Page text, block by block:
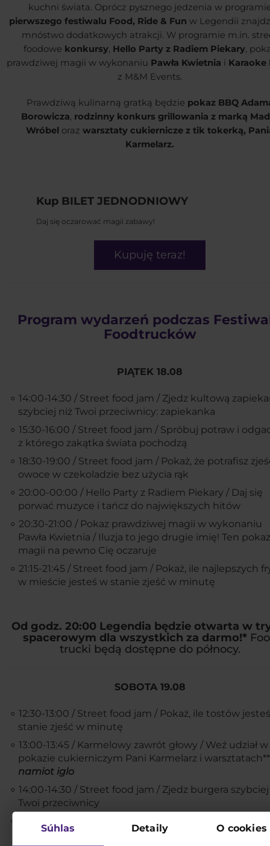
Súhlas Detaily O cookies
kuchni świata. Oprócz pysznego jedzenia w
pierwszego festiwalu Food, Ride & Fun w Legendii
mnóstwo dodatkowych atrakcji. W programie m.in.
foodowe konkursy, Hello Party z Radiem Piekary,
prawdziwej magii w wykonaniu Pawła Kwietnia i Karaoke
z M&M Events.
Prawdziwą kulinarną gratką będzie pokaz BBQ
Borowicza, rodzinny konkurs grillowania z marką
Wróbel oraz warsztaty cukiernicze z tik tokerką,
Karmelarz.
Kup BILET JEDNODNIOWY
Daj się oczarować magii zabawy!
Kupuję teraz!
Program wydarzeń podczas
Foodtrucków
PIĄTEK 18.08
14:00-14:30 / Street food jam / Zjedz kultową
szybciej niż Twoi przeciwnicy: zapiekanka
15:30-16:00 / Street food jam / Spróbuj potraw i
z którego zakątka świata pochodzą
18:30-19:00 / Street food jam / Pokaż, że potrafisz
owoce w czekoladzie bez użycia rąk
20:00-00:00 / Hello Party z Radiem Piekary / Daj się
porwać muzyce i tańcz do największych hitów
20:30-21:00 / Pokaz prawdziwej magii w wykonaniu
Pawła Kwietnia / Iluzja to jego drugie imię! Ten pokaz
magii na pewno Cię oczaruje
21:15-21:45 / Street food jam / Pokaż, ile najlepszych
w mieście jesteś w stanie zjeść w minutę
Od godz. 20:00 Legendia będzie otwarta w
spacerowym dla wszystkich za darmo!*
trucki będą dostępne do północy.
SOBOTA 19.08
12:30-13:00 / Street food jam / Pokaż, ile tostów
stanie zjeść w minutę
13:00-13:45 / Karmelowy zawrót głowy / Weź udział w
pokazie cukierniczym Pani Karmelarz i
namiot iglo
14:00-14:30 / Street food jam / Zjedz burgera
Twoi przeciwnicy
15:00-15:45 / Karmelowy zawrót głowy / Weź udział w
pokazie cukierniczym Pani Karmelarz i